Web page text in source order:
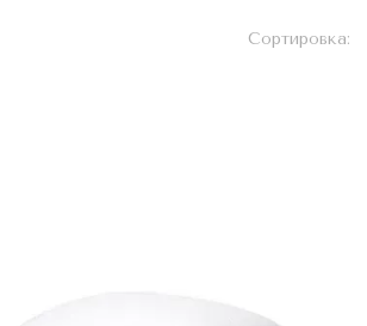
Сортировка: